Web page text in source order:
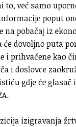
to, već samo
poput
na pobačaj iz
će dovoljno puta
i prihvaćene kao
i doslovce
gdje će glasač
izigravanja